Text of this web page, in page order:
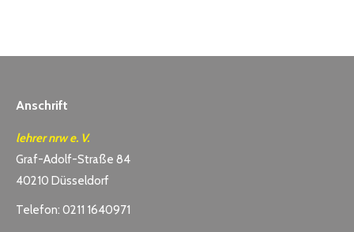
Anschrift
lehrer nrw e. V.
Graf-Adolf-Straße 84
40210 Düsseldorf
Telefon: 0211 1640971